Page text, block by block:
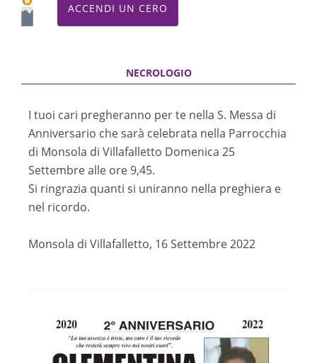
ACCENDI UN CERO
I tuoi cari pregheranno per te nella S. Messa di
Anniversario che sarà celebrata nella Parrocchia
di Monsola di Villafalletto Domenica 25
Settembre alle ore 9,45.
Si ringrazia quanti si uniranno nella preghiera e
nel ricordo.
Monsola di Villafalletto, 16 Settembre 2022